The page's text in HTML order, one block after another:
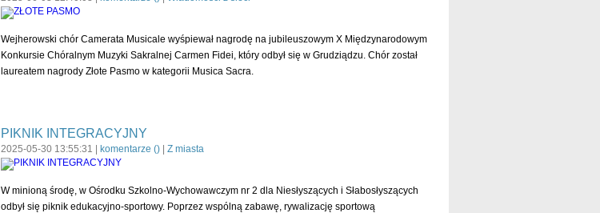
Wejherowski chór Camerata Musicale wyśpiewał nagrodę na jubileuszowym X Międzynarodowym
Konkursie Chóralnym Muzyki Sakralnej Carmen Fidei, który odbył się w Grudziądzu. Chór został
laureatem nagrody Złote Pasmo w kategorii Musica Sacra.
PIKNIK INTEGRACYJNY
2025-05-30 13:55:31 | komentarze ()| Z miasta
W minioną środę, w Ośrodku Szkolno-Wychowawczym nr 2 dla Niesłyszących i Słabosłyszących
odbył się piknik edukacyjno-sportowy. Poprzez wspólną zabawę, rywalizację sportową